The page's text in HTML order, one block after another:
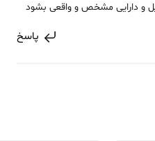
و دارایی مشخص و واقعی بشود
پاسخ